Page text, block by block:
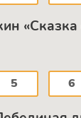
«Сказка
5 6